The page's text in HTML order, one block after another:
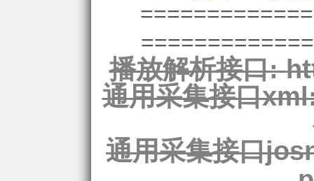
播放解析接口:
通用采集接口
通用采集接口